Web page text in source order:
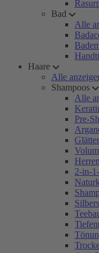
Bad
Alle
Haare
Alle
Shampoos
Alle
Pre-
2-in-